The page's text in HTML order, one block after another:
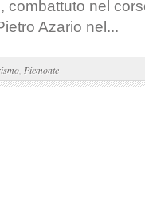
combattuto nel
Azario nel...
Piemonte